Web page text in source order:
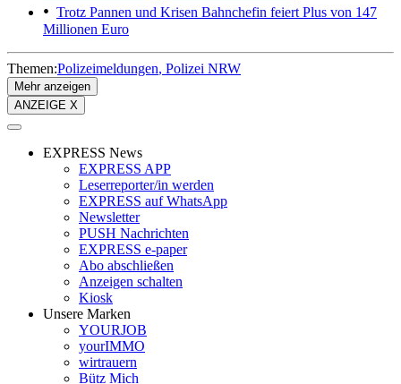
Trotz Pannen und Krisen Bahnchefin feiert Plus von 147
Millionen Euro
Themen:Polizeimeldungen Polizei NRW
Mehr anzeigen
ANZEIGE X
EXPRESS News
EXPRESS APP
Leserreporter/in werden
EXPRESS auf WhatsApp
Newsletter
PUSH Nachrichten
EXPRESS e-paper
Abo abschließen
Anzeigen schalten
Kiosk
Unsere Marken
YOURJOB
yourIMMO
wirtrauern
Bütz Mich